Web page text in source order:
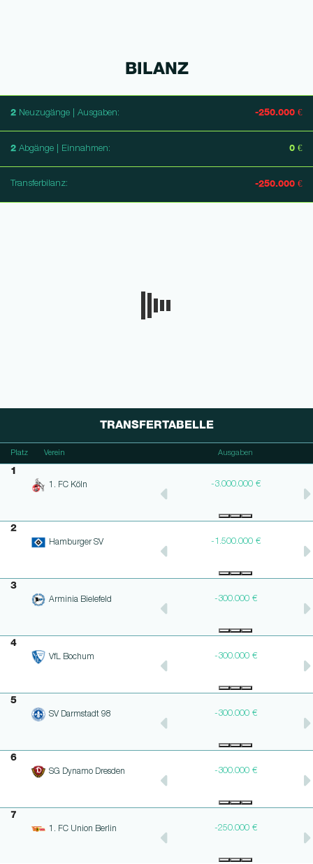
BILANZ
2 Neuzugänge | Ausgaben: -250.000 €
2 Abgänge | Einnahmen: 0 €
Transferbilanz: -250.000 €
TRANSFERTABELLE
Platz Verein Ausgaben
1
1. FC Köln-2.700.000 € -3.000.000 €
2
Hamburger SV-1.500.000 € -1.500.000 €
3
Arminia Bielefeld
-300.000 € -300.000 €
4
VfL Bochum-300.000 € -300.000 €
5
SV Darmstadt 98
-300.000 € -300.000 €
6
SG Dynamo Dresden
-300.000 € -300.000 €
7
1. FC Union Berlin
-250.000 € -250.000 €